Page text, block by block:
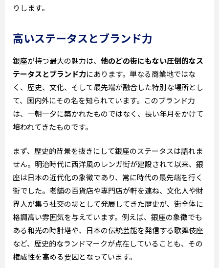
りします。
高いステータスとブランド力
銀座が持つ最大の魅力は、 他のどの街にもない圧倒的なス
テータスとブランド力にあります。単なる商業地ではな
く、歴史、文化、そして最先端が融合した特別な場所とし
て、国内外にその名を知られています。このブランド力
は、一朝一夕に築かれたものではなく、長い年月をかけて
培われてきたものです。
まず、歴史的背景を抜きにして銀座のステータスは語れま
せん。明治時代に西洋風のレンガ街が建設されて以来、銀
座は日本の近代化の象徴であり、常に時代の最先端を行く
街でした。老舗の百貨店や専門店が軒を連ね、文化人や財
界人が集う社交の場として発展してきた歴史が、街全体に
格調高い雰囲気を与えています。例えば、銀座の象徴でも
ある和光の時計塔や、日本の伝統芸能を発信する歌舞伎座
など、歴史的なランドマークが点在していることも、その
権威性を高める要因となっています。